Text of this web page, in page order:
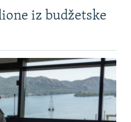
iz budžetske